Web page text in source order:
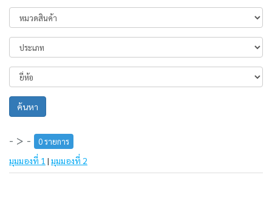
ค้นหา
- > - 0 รายการ
มุมมองที่ 1 | มุมมองที่ 2